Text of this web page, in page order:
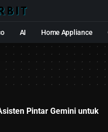
AI Home Appliance
Pintar Gemini untuk